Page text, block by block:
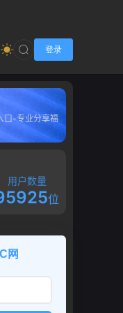
登录
口-专业分享福
用户数量
位
网